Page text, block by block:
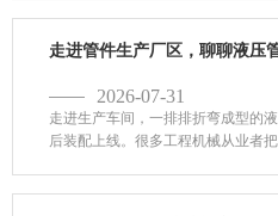
走进管件生产厂区，聊聊液压
2026-07-31
走进生产车间，一排排折弯成型的
后装配上线。很多工程机械从业者